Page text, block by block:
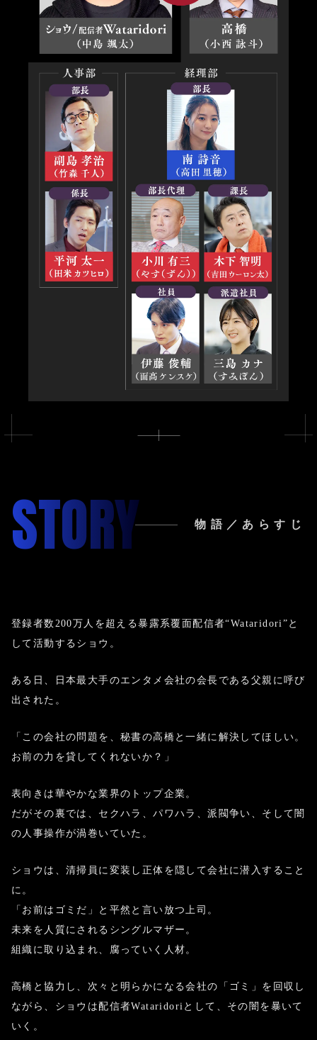
STORY 物語／あらすじ
登録者数200万人を超える暴露系覆面配信者“Wataridori”と
して活動するショウ。
ある日、日本最大手のエンタメ会社の会長である父親に呼び
出された。
「この会社の問題を、秘書の高橋と一緒に解決してほしい。
お前の力を貸してくれないか？」
表向きは華やかな業界のトップ企業。
だがその裏では、セクハラ、パワハラ、派閥争い、そして闇
の人事操作が渦巻いていた。
ショウは、清掃員に変装し正体を隠して会社に潜入すること
に。
「お前はゴミだ」と平然と言い放つ上司。
未来を人質にされるシングルマザー。
組織に取り込まれ、腐っていく人材。
高橋と協力し、次々と明らかになる会社の「ゴミ」を回収し
ながら、ショウは配信者Wataridoriとして、その闇を暴いて
いく。